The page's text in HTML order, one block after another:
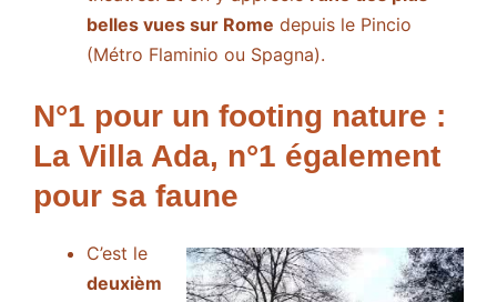
belles vues sur Rome depuis le Pincio
(Métro Flaminio ou Spagna).
N°1 pour un footing nature :
La Villa Ada, n°1 également
pour sa faune
C’est le
deuxièm